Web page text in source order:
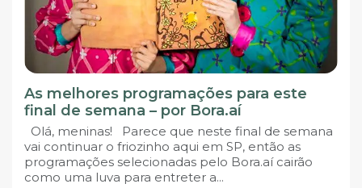
As melhores programações para este
final de semana – por Bora.aí
Olá, meninas! Parece que neste final de semana
vai continuar o friozinho aqui em SP, então as
programações selecionadas pelo Bora.aí cairão
como uma luva para entreter a...